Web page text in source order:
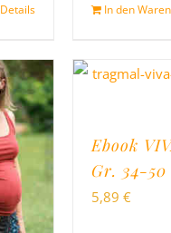
Details In den
Ebook
Gr. 34-
5,89€